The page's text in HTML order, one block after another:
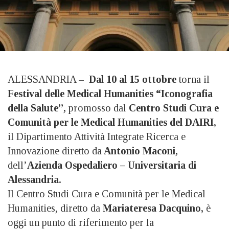
ALESSANDRIA – Dal 10 al 15 ottobre torna il
Festival delle Medical Humanities “Iconografia
della Salute”, promosso dal Centro Studi Cura e
Comunità per le Medical Humanities del DAIRI,
il Dipartimento Attività Integrate Ricerca e
Innovazione diretto da Antonio Maconi,
dell’Azienda Ospedaliero – Universitaria di
Alessandria.
Il Centro Studi Cura e Comunità per le Medical
Humanities, diretto da Mariateresa Dacquino, è
oggi un punto di riferimento per la